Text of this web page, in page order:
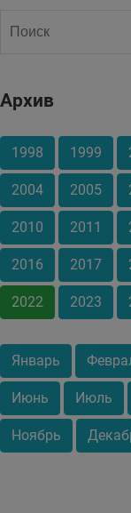
Архив
1998 1999
2004 2005
2010 2011
2016 2017
2022 2023
Январь
Июнь Июль
Ноябрь